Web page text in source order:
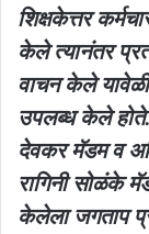
शिक्षकेत्तर
केले त्यानंतर
वाचन केले
उपलब्ध केले
देवकर मॅडम व
रागिनी सोळंके
केलेला जगताप